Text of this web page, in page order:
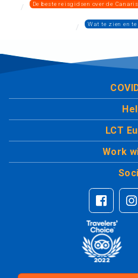
De beste reisgidsen over de
Wat te zien en
LCT
Work